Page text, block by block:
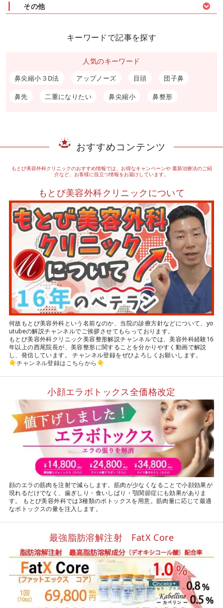
その他
キーワードで記事を探す
人気のキーワード
鼻尖縮小３D法 アップノーズ 目頭 団子鼻
鼻先 二重になりたい 鼻尖縮小 鼻整形
おすすめコンテンツ
もとび美容外科クリニックのおすすめ情報では、お得なキャンペーンや最新治療法のご紹
介など、お客様に役立つ情報をお届けしています。
もとび美容外科クリニックについて
何故もとび美容外科という名前なのか、当院の診療方針などについて、yo
utubeの解説チャンネルでご挨拶させてもらっております。
もとび美容外科クリニック美容整形解説チャンネルでは、美容外科経験16
年以上の西尾院長が、美容整形に関することを分かりやすく動画で解説
し、発信しています。 チャンネル登録をぜひよろしくお願いします。
👇チャンネル登録はこちらから 👇
小顔エラボトックス全価格改定
顔のエラの筋肉を注射で減らします。筋肉が少なくなることで小顔効果が
現れるだけでなく、歯ぎしり・食いしばり・顎関節症にも効果がありま
す。 もとび美容外科では3種類のボトックスを用意。筋肉量に応じて最適
なボトックスの量を注入します。
最強脂肪溶解注射 FatX Core